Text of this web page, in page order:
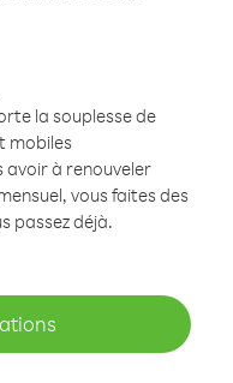
la souplesse de
mobiles
avoir à renouveler
vous faites des
passez déjà.